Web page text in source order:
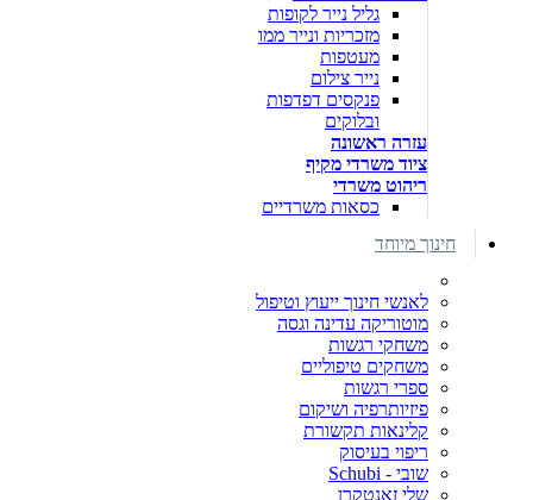
גליל נייר לקופות
מזכריות ונייר ממו
מעטפות
נייר צילום
פנקסים דפדפות
ובלוקים
עזרה ראשונה
ציוד משרדי מקיף
ריהוט משרדי
כסאות משרדיים
חינוך מיוחד
לאנשי חינוך ייעוץ וטיפול
מוטוריקה עדינה וגסה
משחקי רגשות
משחקים טיפוליים
ספרי רגשות
פיזיותרפיה ושיקום
קלינאות תקשורת
ריפוי בעיסוק
שובי - Schubi
שלי זאנטקרן